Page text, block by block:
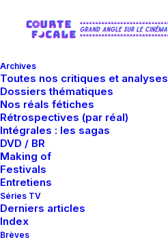
Archives
Toutes nos critiques et analyses
Dossiers thématiques
Nos réals fétiches
Rétrospectives (par réal)
Intégrales : les sagas
DVD / BR
Making of
Festivals
Entretiens
Séries TV
Derniers articles
Index
Brèves